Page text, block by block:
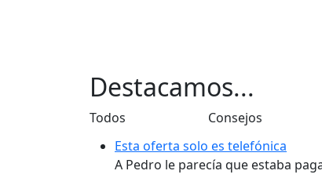
Destacamos...
Todos Consejos
Esta oferta solo es telefónica
A Pedro le parecía que estaba